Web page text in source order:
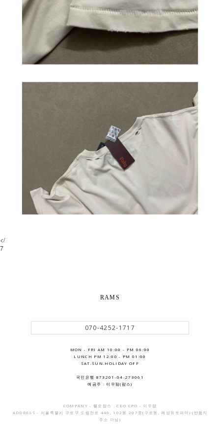
</
7
RAMS
070-4252-1717
MON - FRI AM 10:00 - PM 06:00
LUNCH PM 12:00 - PM 01:00
SAT.SUN.HOLIDAY OFF
국민은행 873201-04-273061
예금주 : 이우람(람스)
COMPANY - 헬로람스 . CEO CPO - 이우람
ADDRESS - 서울특별시 구로구 도림천로 446, 102동 207호(구로동, 예성유토피아) (반품지
주소 아님)